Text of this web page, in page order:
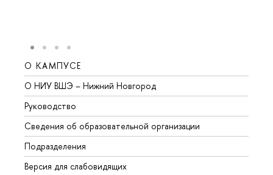
О КАМПУСЕ
О НИУ ВШЭ – Нижний Новгород
Руководство
Сведения об образовательной организации
Подразделения
Версия для слабовидящих